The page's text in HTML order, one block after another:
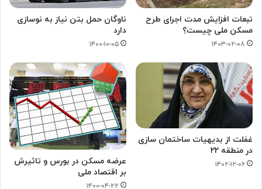
تبعات افزایش مدت اجرای طرح
مسکن ملی چیست؟
۱۴۰۳-۰۲-۰۸
ناوگان حمل بتن نیاز به نوسازی
دارد
۱۴۰۰-۱۰-۰۵
غفلت از بدیهیات ساختمان سازی
در منطقه ۲۲
۱۴۰۲-۱۲-۰۶
عرضه مسکن در بورس و تاثیرش
بر اقتصاد ملی
۱۴۰۰-۰۴-۲۲